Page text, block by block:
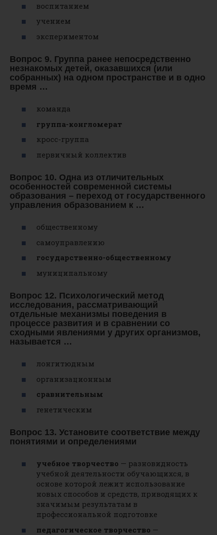
воспитанием
учением
экспериментом
Вопрос 9. Группа ранее непосредственно
незнакомых детей, оказавшихся (или
собранных) на одном пространстве и в одно
время …
команда
группа-конгломерат
кросс-группа
первичный коллектив
Вопрос 10. Одна из отличительных
особенностей современной системы
образования – переход от государственного
управления образованием к …
общественному
самоуправлению
государственно-общественному
муниципальному
Вопрос 12. Психологический метод
исследования, рассматривающий
отдельные механизмы поведения в
процессе развития и в сравнении со
сходными явлениями у других организмов,
называется …
лонгитюдным
организационным
сравнительным
генетическим
Вопрос 13. Установите соответствие между
понятиями и определениями
учебное творчество — разновидность
учебной деятельности обучающихся, в
основе которой лежит использование
новых способов и средств, приводящих к
значимым результатам в
профессиональной подготовке
педагогическое творчество —